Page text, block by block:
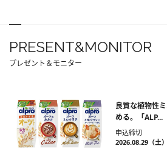
PRESENT&MONITOR
プレゼント＆モニター
良質な植物性
める。「ALP...
申込締切
2026.08.29（土